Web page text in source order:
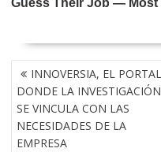
NAVEGACIÓN
DE
ENTRADAS
INNOVERSIA, EL PORTAL
DONDE LA INVESTIGACIÓN
SE VINCULA CON LAS
NECESIDADES DE LA
EMPRESA